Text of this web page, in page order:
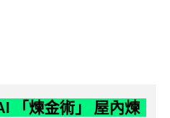
「煉金術」 屋內煉